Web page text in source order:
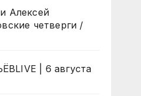
Алексей
четверги /
| 6 августа